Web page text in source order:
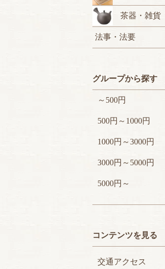
茶器・雑貨
法事・法要
グループから探す
～500円
500円～1000円
1000円～3000円
3000円～5000円
5000円～
コンテンツを見る
交通アクセス